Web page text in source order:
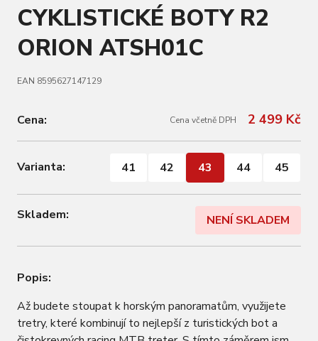
CYKLISTICKÉ BOTY R2
ORION ATSH01C
EAN 8595627147129
Cena: Cena včetně DPH 2 499 Kč
Varianta: 41 42 43 44 45
Skladem: NENÍ SKLADEM
Popis:
Až budete stoupat k horským panoramatům, využijete
tretry, které kombinují to nejlepší z turistických bot a